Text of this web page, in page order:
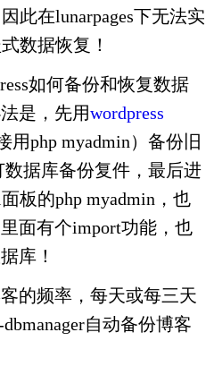
此在lunarpages下无法实
数据恢复！
如何备份和恢复数据
是，先用wordpress
用php myadmin）备份旧
据库备份复件，最后进
板的php myadmin，也
面有个import功能，也
库！
的频率，每天或每三天
dbmanager自动备份博客